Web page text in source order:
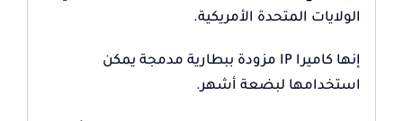
الولايات المتحدة الأمريكية.
إنها كاميرا IP مزودة ببطارية مدمجة يمكن
استخدامها لبضعة أشهر.